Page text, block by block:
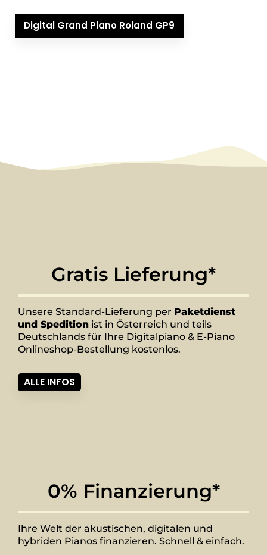
Digital Grand Piano Roland GP9
Gratis Lieferung*
Unsere Standard-Lieferung per Paketdienst
und Spedition ist in Österreich und teils
Deutschlands für Ihre Digitalpiano & E-Piano
Onlineshop-Bestellung kostenlos.
ALLE INFOS
0% Finanzierung*
Ihre Welt der akustischen, digitalen und
hybriden Pianos finanzieren. Schnell & einfach.